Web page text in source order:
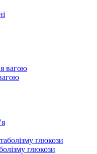
глюкози